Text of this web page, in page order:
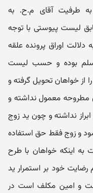
طرفیت آقای م.ح. به
لیست پیوستی با توجه
اوراق پرونده علقه
بوده و حسب لیست
از خواهان تحویل گرفته و
مطروحه معمول نداشته و
نداشته و چون ید زوج
و زوج فقط حق استفاده
به اینکه خواهان با طرح
خود بر استمرار ید
است و امین مکلف است در